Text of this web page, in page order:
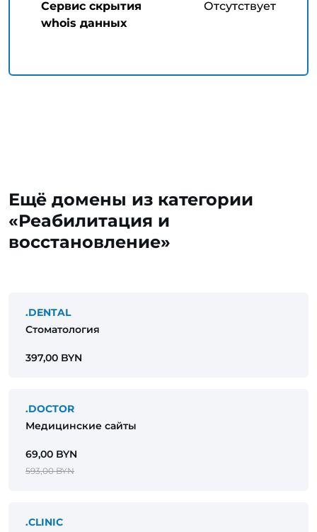
Сервис скрытия
whois данных
Отсутствует
Ещё домены из категории
«Реабилитация и
восстановление»
.DENTAL
Стоматология
397,00 BYN
.DOCTOR
Медицинские сайты
69,00 BYN
593,00 BYN
.CLINIC